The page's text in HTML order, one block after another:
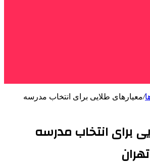
/معیارهای طلایی برای انتخاب مدرسه
برای انتخاب مدرسه